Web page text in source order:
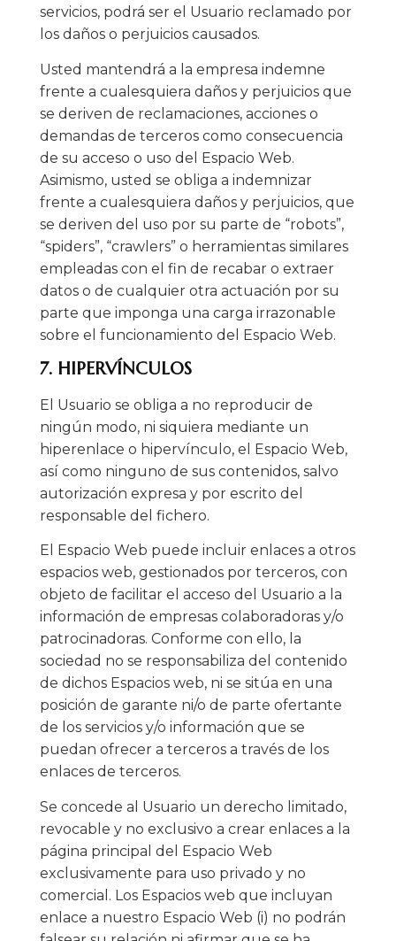
servicios, podrá ser el Usuario reclamado por
los daños o perjuicios causados.
Usted mantendrá a la empresa indemne
frente a cualesquiera daños y perjuicios que
se deriven de reclamaciones, acciones o
demandas de terceros como consecuencia
de su acceso o uso del Espacio Web.
Asimismo, usted se obliga a indemnizar
frente a cualesquiera daños y perjuicios, que
se deriven del uso por su parte de “robots”,
“spiders”, “crawlers” o herramientas similares
empleadas con el fin de recabar o extraer
datos o de cualquier otra actuación por su
parte que imponga una carga irrazonable
sobre el funcionamiento del Espacio Web.
7. HIPERVÍNCULOS
El Usuario se obliga a no reproducir de
ningún modo, ni siquiera mediante un
hiperenlace o hipervínculo, el Espacio Web,
así como ninguno de sus contenidos, salvo
autorización expresa y por escrito del
responsable del fichero.
El Espacio Web puede incluir enlaces a otros
espacios web, gestionados por terceros, con
objeto de facilitar el acceso del Usuario a la
información de empresas colaboradoras y/o
patrocinadoras. Conforme con ello, la
sociedad no se responsabiliza del contenido
de dichos Espacios web, ni se sitúa en una
posición de garante ni/o de parte ofertante
de los servicios y/o información que se
puedan ofrecer a terceros a través de los
enlaces de terceros.
Se concede al Usuario un derecho limitado,
revocable y no exclusivo a crear enlaces a la
página principal del Espacio Web
exclusivamente para uso privado y no
comercial. Los Espacios web que incluyan
enlace a nuestro Espacio Web (i) no podrán